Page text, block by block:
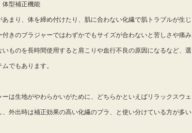
体型補正機能
まり、体を締め付けたり、肌に合わない化繊で肌トラブルが生じ
きのブラジャーではわずかでもサイズが合わないと苦しさや痛み
ものを長時間使用すると肩こりや血行不良の原因になるなど、選
でもあります。
は生地がやわらかいがために、どちらかといえばリラックスウェ
外出時は補正効果の高い化繊のブラ、と使い分けている方が多い